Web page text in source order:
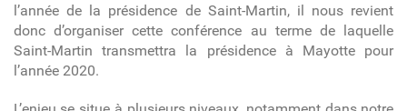
l’année de la présidence de Saint-Martin, il nous revient
donc d’organiser cette conférence au terme de laquelle
Saint-Martin transmettra la présidence à Mayotte pour
l’année 2020.